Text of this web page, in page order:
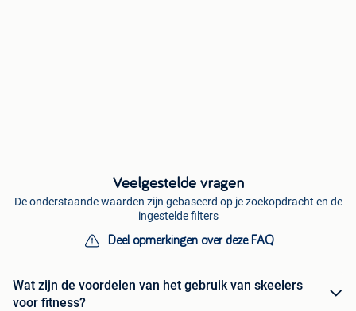
Veelgestelde vragen
De onderstaande waarden zijn gebaseerd op je zoekopdracht en de
ingestelde filters
Deel opmerkingen over deze FAQ
Wat zijn de voordelen van het gebruik van skeelers
voor fitness?